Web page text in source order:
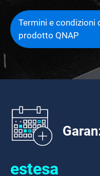
Termini e condizioni
prodotto QNAP
estesa